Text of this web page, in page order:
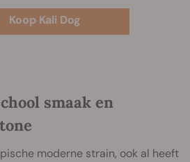
Koop Kali Dog
smaak en
moderne strain, ook al heeft